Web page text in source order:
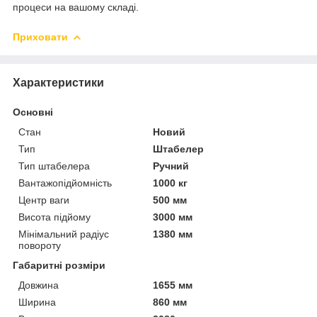
процеси на вашому складі.
Приховати
Характеристики
Основні
Стан
Новий
Тип
Штабелер
Тип штабелера
Ручний
Вантажопідйомність
1000 кг
Центр ваги
500 мм
Висота підйому
3000 мм
Мінімальний радіус
повороту
1380 мм
Габаритні розміри
Довжина
1655 мм
Ширина
860 мм